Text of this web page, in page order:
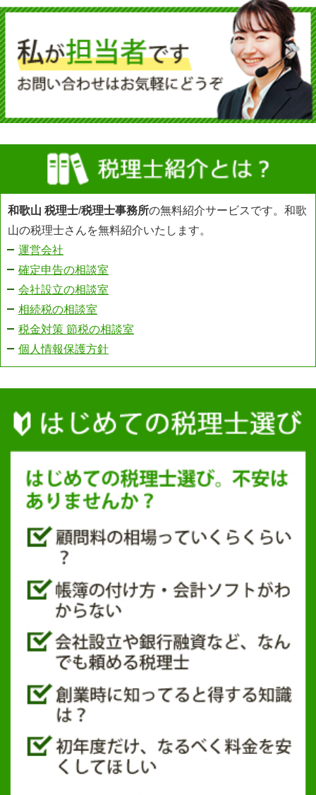
和歌山 税理士/税理士事務所の無料紹介サービスです。和歌
山の税理士さんを無料紹介いたします。
運営会社
確定申告の相談室
会社設立の相談室
相続税の相談室
税金対策 節税の相談室
個人情報保護方針